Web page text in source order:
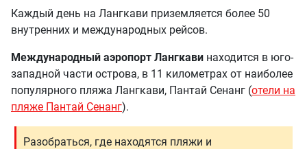
Каждый день на Лангкави приземляется более 50
внутренних и международных рейсов.
Международный аэропорт Лангкави находится в юго-
западной части острова, в 11 километрах от наиболее
популярного пляжа Лангкави, Пантай Сенанг (отели на
пляже Пантай Сенанг).
Разобраться, где находятся пляжи и